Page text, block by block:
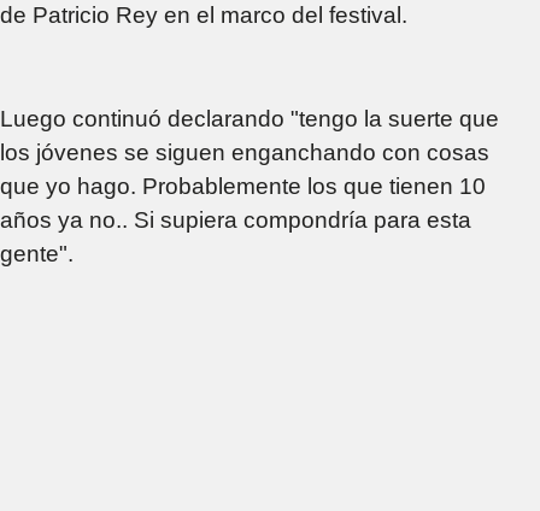
de Patricio Rey en el marco del festival.
Luego continuó declarando "tengo la suerte que
los jóvenes se siguen enganchando con cosas
que yo hago. Probablemente los que tienen 10
años ya no.. Si supiera compondría para esta
gente".